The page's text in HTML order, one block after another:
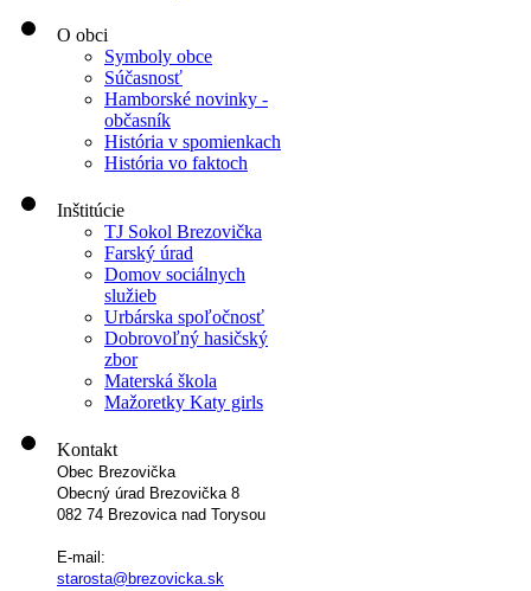
O obci
Symboly obce
Súčasnosť
Hamborské novinky -
občasník
História v spomienkach
História vo faktoch
Inštitúcie
TJ Sokol Brezovička
Farský úrad
Domov sociálnych
služieb
Urbárska spoľočnosť
Dobrovoľný hasičský
zbor
Materská škola
Mažoretky Katy girls
Kontakt
Obec Brezovička
Obecný úrad Brezovička 8
082 74 Brezovica nad Torysou
E-mail:
starosta@brezovicka.sk